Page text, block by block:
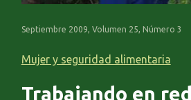
Septiembre 2009, Volumen 25, Número 3
Mujer y seguridad alimentaria
Trabajando en red